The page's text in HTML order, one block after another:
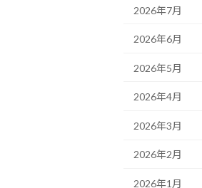
2026年7月
2026年6月
2026年5月
2026年4月
2026年3月
2026年2月
2026年1月